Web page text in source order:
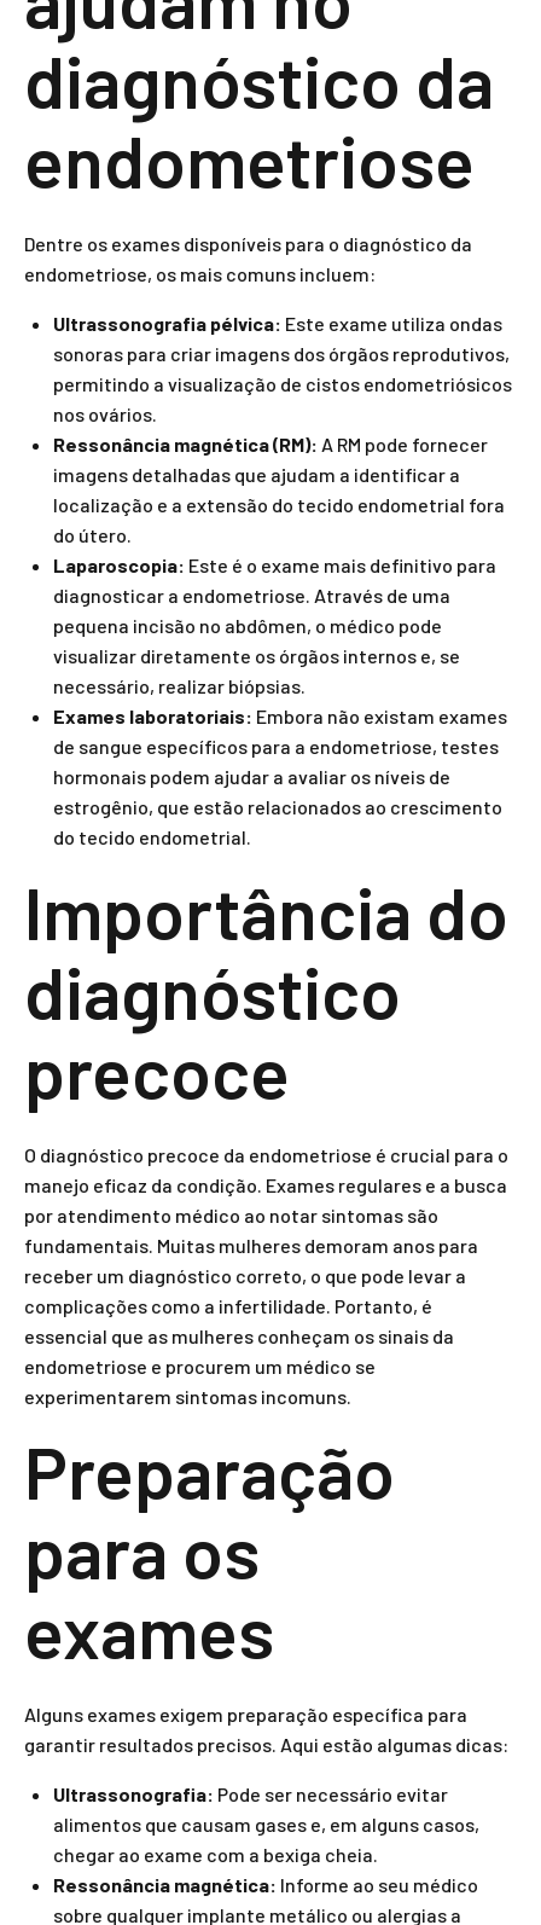
diagnóstico da
endometriose
Dentre os exames disponíveis para o diagnóstico da
endometriose, os mais comuns incluem:
Ultrassonografia pélvica: Este exame utiliza ondas
sonoras para criar imagens dos órgãos reprodutivos,
permitindo a visualização de cistos endometriósicos
nos ovários.
Ressonância magnética (RM): A RM pode fornecer
imagens detalhadas que ajudam a identificar a
localização e a extensão do tecido endometrial fora
do útero.
Laparoscopia: Este é o exame mais definitivo para
diagnosticar a endometriose. Através de uma
pequena incisão no abdômen, o médico pode
visualizar diretamente os órgãos internos e, se
necessário, realizar biópsias.
Exames laboratoriais: Embora não existam exames
de sangue específicos para a endometriose, testes
hormonais podem ajudar a avaliar os níveis de
estrogênio, que estão relacionados ao crescimento
do tecido endometrial.
Importância do
diagnóstico
precoce
O diagnóstico precoce da endometriose é crucial para o
manejo eficaz da condição. Exames regulares e a busca
por atendimento médico ao notar sintomas são
fundamentais. Muitas mulheres demoram anos para
receber um diagnóstico correto, o que pode levar a
complicações como a infertilidade. Portanto, é
essencial que as mulheres conheçam os sinais da
endometriose e procurem um médico se
experimentarem sintomas incomuns.
Preparação
para os
exames
Alguns exames exigem preparação específica para
garantir resultados precisos. Aqui estão algumas dicas:
Ultrassonografia: Pode ser necessário evitar
alimentos que causam gases e, em alguns casos,
chegar ao exame com a bexiga cheia.
Ressonância magnética: Informe ao seu médico
sobre qualquer implante metálico ou alergias a